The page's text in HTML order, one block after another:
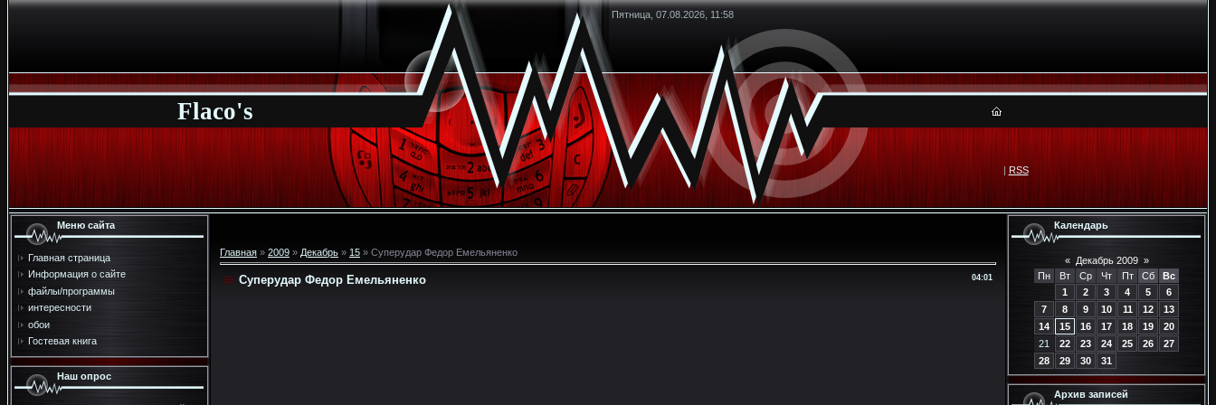
Пятница, 07.08.2026, 11:58
Flaco's
| RSS
Меню сайта
Главная страница
Информация о сайте
файлы/программы
интересности
обои
Гостевая книга
Наш опрос
Главная » 2009 » Декабрь » 15 » Суперудар Федор Емельяненко
04:01
Суперудар Федор Емельяненко
Календарь
« Декабрь 2009 »
Пн
Вт Ср Чт Пт Сб
Вс
1
2 3 4 5
6
7
8 9 10 11 12
13
14
15 16 17 18 19
20
21
22 23 24 25 26
27
28
29 30 31
Архив записей